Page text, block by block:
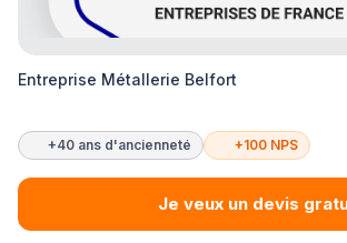
Entreprise Métallerie Belfort
+40 ans d'ancienneté +100 NPS
Je veux un devis